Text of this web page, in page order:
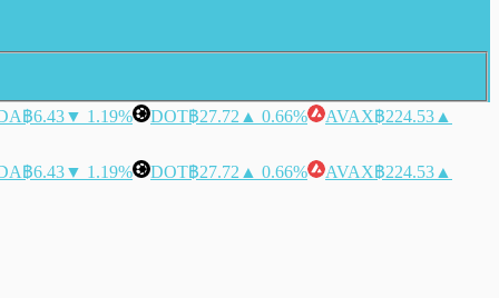
฿6.43▼ 1.19% DOT฿27.72 ▲ 0.66% AVAX฿224.53 ▲
฿6.43▼ 1.19% DOT฿27.72 ▲ 0.66% AVAX฿224.53 ▲